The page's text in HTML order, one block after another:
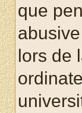
que
lors de